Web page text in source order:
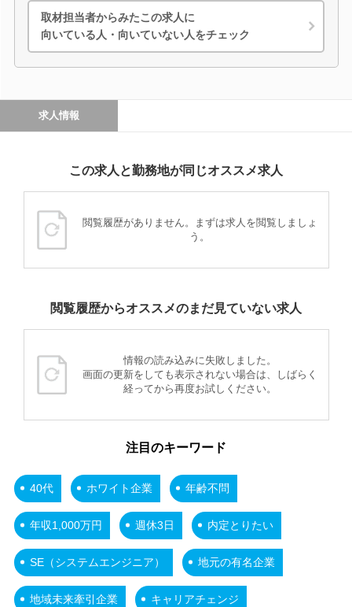
取材担当者からみたこの求人に
向いている人・向いていない人をチェック
求人情報
この求人と勤務地が同じオススメ求人
閲覧履歴がありません。まずは求人を閲覧しましょ
う。
閲覧履歴からオススメのまだ見ていない求人
情報の読み込みに失敗しました。
画面の更新をしても表示されない場合は、しばらく
経ってから再度お試しください。
注目のキーワード
40代 ホワイト企業 年齢不問
年収1,000万円 週休3日 内定とりたい
SE（システムエンジニア） 地元の有名企業
地域未来牽引企業 キャリアチェンジ